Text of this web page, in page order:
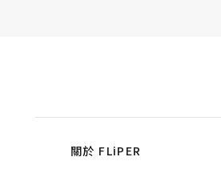
關於 FLiPER